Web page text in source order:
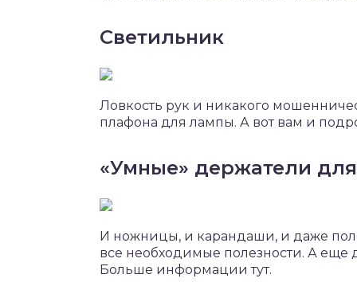
Светильник
Ловкость рук и никакого
плафона для лампы. А вот вам и
«Умные» держатели
И ножницы, и карандаши, и даже
все необходимые полезности. А еще
Больше информации тут.